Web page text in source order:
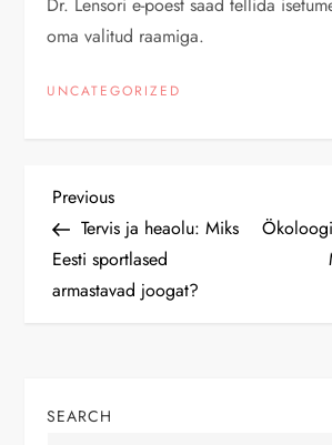
Dr. Lensori e-poest saad tellida
oma valitud raamiga.
UNCATEGORIZED
P
o
s
n
Previous
Post
Previous
Tervis ja heaolu: Miks
Eesti sportlased
armastavad joogat?
SEARCH